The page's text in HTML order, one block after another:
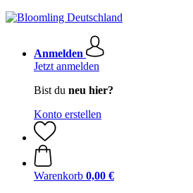
Anmelden
Jetzt anmelden
Bist du neu hier?
Konto erstellen
Warenkorb 0,00 €